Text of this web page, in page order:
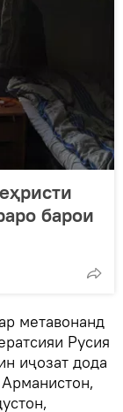
барои
метавонанд
Русия
иҷозат дода